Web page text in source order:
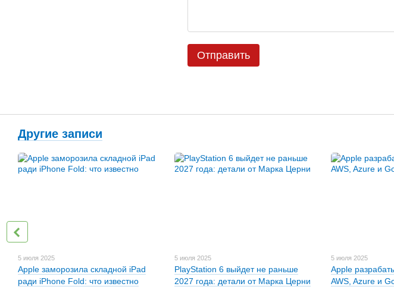
Отправить
Другие записи
5 июля 2025
Apple заморозила складной iPad
ради iPhone Fold: что известно
5 июля 2025
PlayStation 6 выйдет не раньше
2027 года: детали от Марка Церни
5 июля 2025
Apple
AWS, Azure и